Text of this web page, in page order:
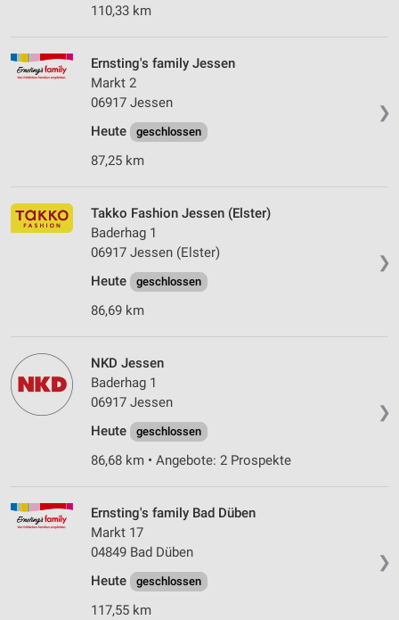
110,33 km
❯
Ernsting's family Jessen
Markt 2
06917 Jessen
Heute
geschlossen
87,25 km
❯
Takko Fashion Jessen (Elster)
Baderhag 1
06917 Jessen (Elster)
Heute
geschlossen
86,69 km
❯
NKD Jessen
Baderhag 1
06917 Jessen
Heute
geschlossen
86,68 km • Angebote: 2 Prospekte
❯
Ernsting's family Bad Düben
Markt 17
04849 Bad Düben
Heute
geschlossen
117,55 km